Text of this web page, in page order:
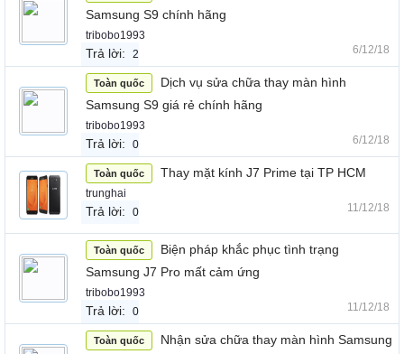
Samsung S9 chính hãng
tribobo1993
Trả lời: 2 6/12/18
Toàn quốc
Dịch vụ sửa chữa thay màn hình
Samsung S9 giá rẻ chính hãng
tribobo1993
Trả lời: 0 6/12/18
Toàn quốc Thay mặt kính J7 Prime tại TP HCM
trunghai
Trả lời: 0 11/12/18
Toàn quốc
Biện pháp khắc phục tình trạng
Samsung J7 Pro mất cảm ứng
tribobo1993
Trả lời: 0 11/12/18
Toàn quốc
Nhận sửa chữa thay màn hình Samsung